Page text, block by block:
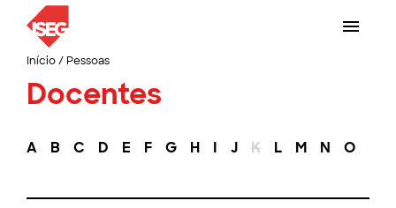
Início/ Pessoas
Docentes
A B C D E F G H I J K L M N O